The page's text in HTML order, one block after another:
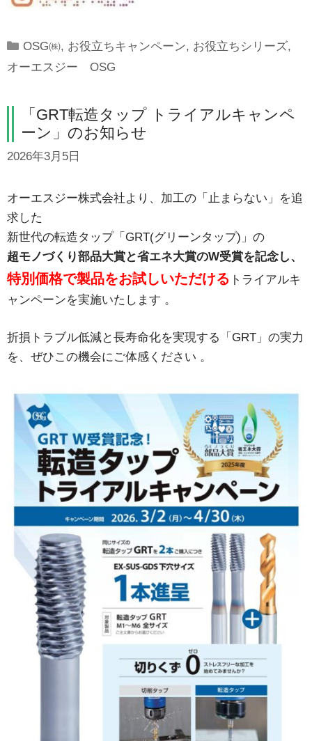
Categories
OSG㈱, お役立ちキャンペーン, お役立ちシリーズ,
オーエスジー OSG
「GRT転造タップ トライアルキャンペ
ーン」のお知らせ
2026年3月5日
オーエスジー株式会社より、加工の「止まらない」を追
求した
新世代の転造タップ「GRT(グリーンタップ)」 の
超モノづくり部品大賞と省エネ大賞のW受賞を記念し、
特別価格で製品をお試しいただける トライアルキ
ャンペーンを実施いたします 。
折損トラブル低減と長寿命化を実現する「GRT」の実力
を、ぜひこの機会にご体感ください 。